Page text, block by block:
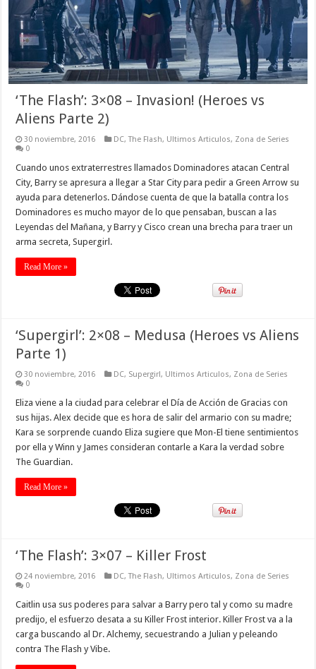
‘The Flash’: 3×08 – Invasion! (Heroes vs
Aliens Parte 2)
30 noviembre, 2016 DC,The Flash, Ultimos Articulos, Zona de Series
0
Cuando unos extraterrestres llamados Dominadores atacan Central
City, Barry se apresura a llegar a Star City para pedir a Green Arrow su
ayuda para detenerlos. Dándose cuenta de que la batalla contra los
Dominadores es mucho mayor de lo que pensaban, buscan a las
Leyendas del Mañana, y Barry y Cisco crean una brecha para traer un
arma secreta, Supergirl.
Read More »
‘Supergirl’: 2×08 – Medusa (Heroes vs Aliens
Parte 1)
30 noviembre, 2016 DC, Supergirl, Ultimos Articulos, Zona de Series
0
Eliza viene a la ciudad para celebrar el Día de Acción de Gracias con
sus hijas. Alex decide que es hora de salir del armario con su madre;
Kara se sorprende cuando Eliza sugiere que Mon-El tiene sentimientos
por ella y Winn y James consideran contarle a Kara la verdad sobre
The Guardian.
Read More »
‘The Flash’: 3×07 – Killer Frost
24 noviembre, 2016 DC,The Flash, Ultimos Articulos, Zona de Series
0
Caitlin usa sus poderes para salvar a Barry pero tal y como su madre
predijo, el esfuerzo desata a su Killer Frost interior. Killer Frost va a la
carga buscando al Dr. Alchemy, secuestrando a Julian y peleando
contra The Flash y Vibe.